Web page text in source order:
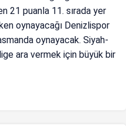
21 puanla 11. sırada yer
oynayacağı Denizlispor
oynayacak. Siyah-
ara vermek için büyük bir